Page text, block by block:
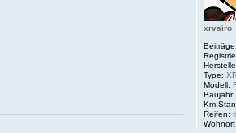
xrvsiro
Beiträge:
Type:
Modell:
Baujahr:
Km
Reifen:
Wohnort: